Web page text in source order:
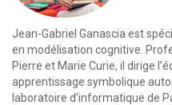
Jean-Gabriel Ganascia est
en modélisation cognitive.
Pierre et Marie Curie, il dirige
apprentissage symbolique
laboratoire d’informatique de